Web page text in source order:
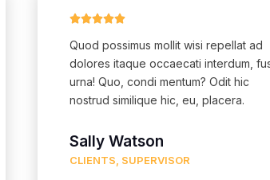

Quod possimus mollit wisi repellat ad
dolores itaque occaecati interdum,
urna! Quo, condi mentum? Odit hic
nostrud similique hic, eu, placera.
Sally Watson
CLIENTS, SUPERVISOR